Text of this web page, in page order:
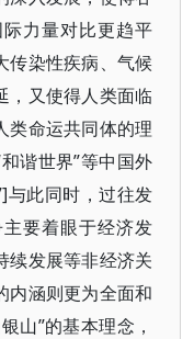
力量对比更趋平
传染性疾病、气候
，又使得人类面临
类命运共同体的理
谐世界”等中国外
与此同时，过往发
要着眼于经济发
续发展等非经济关
内涵则更为全面和
山”的基本理念，